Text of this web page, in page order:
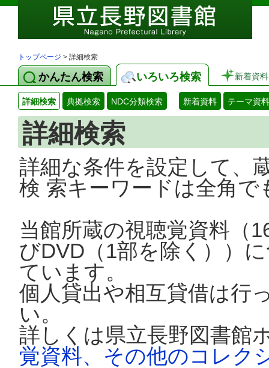
トップページ > 詳細検索
かんたん検索 いろいろ検索 新着資料
詳細検索 典拠検索 NDC分類検索 新着資料 テーマ資料
詳細検索
詳細な条件を設定して、
検 索キーワードは全角
当館所蔵の視聴覚資料（
びDVD（1部を除く））
ています。
個人貸出や相互貸借は行
い。
詳しくは県立長野図書館
覚資料、その他のコレク